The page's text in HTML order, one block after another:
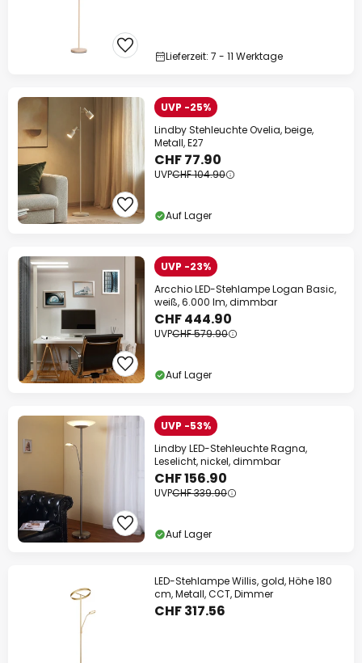
Lieferzeit: 7 - 11 Werktage
UVP -25%
Lindby Stehleuchte Ovelia, beige,
Metall, E27
CHF 77.90
UVPCHF 104.90
Auf Lager
UVP -23%
Arcchio LED-Stehlampe Logan Basic,
weiß, 6.000 lm, dimmbar
CHF 444.90
UVPCHF 579.90
Auf Lager
UVP -53%
Lindby LED-Stehleuchte Ragna,
Leselicht, nickel, dimmbar
CHF 156.90
UVPCHF 339.90
Auf Lager
LED-Stehlampe Willis, gold, Höhe 180
cm, Metall, CCT, Dimmer
CHF 317.56